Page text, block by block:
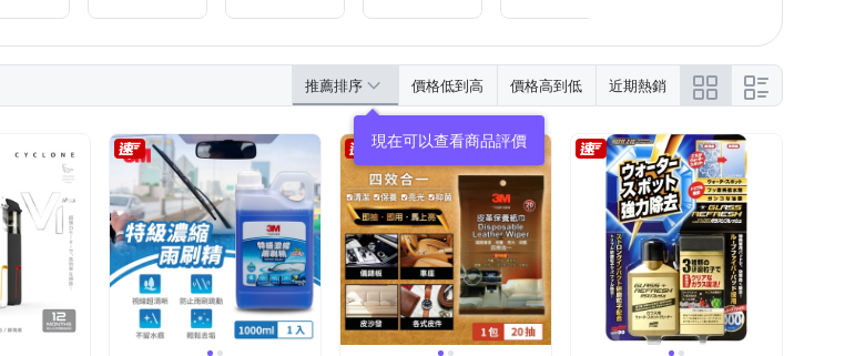
推薦排序 價格低到高 價格高到低 近期熱銷